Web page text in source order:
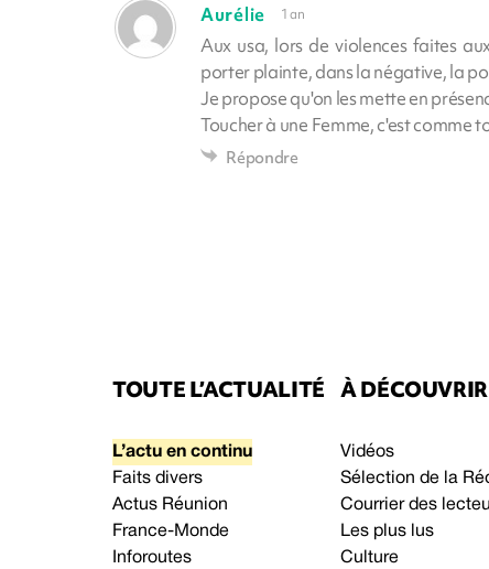
Aurélie 1 an
Aux usa, lors de violences faites
porter plainte, dans la négative, la
Je propose qu'on les mette en
Toucher à une Femme, c'est comme
Répondre
TOUTE L’ACTUALITÉ
L’actu en continu
Faits divers
Actus Réunion
France-Monde
Inforoutes
À DÉCOUVRIR
Vidéos
Sélection de la
Courrier des
Les plus lus
Culture